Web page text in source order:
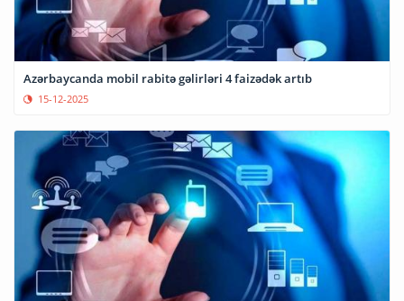
Azərbaycanda mobil rabitə gəlirləri 4 faizədək artıb
15-12-2025